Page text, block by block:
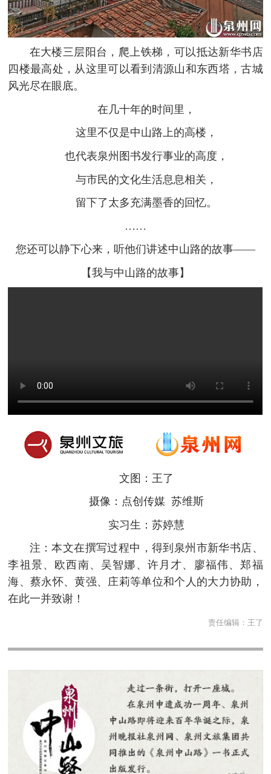
在大楼三层阳台，爬上铁梯，可以抵达新华书店
四楼最高处，从这里可以看到清源山和东西塔，古城
风光尽在眼底。
在几十年的时间里，
这里不仅是中山路上的高楼，
也代表泉州图书发行事业的高度，
与市民的文化生活息息相关，
留下了太多充满墨香的回忆。
……
您还可以静下心来，听他们讲述中山路的故事——
【我与中山路的故事】
文图：王了
摄像：点创传媒 苏维斯
实习生：苏婷慧
注：本文在撰写过程中，得到泉州市新华书店、
李祖景、欧西南、吴智娜、许月才、廖福伟、郑福
海、蔡永怀、黄强、庄莉等单位和个人的大力协助，
在此一并致谢！
责任编辑： 王了